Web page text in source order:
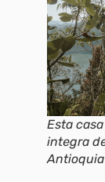
Esta
integra
Antioquia